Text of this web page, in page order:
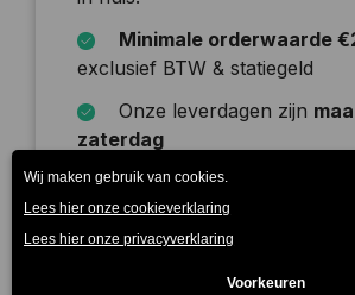
Minimale orderwaarde
exclusief BTW & statiegeld
Onze leverdagen zijn
zaterdag
Beschrijving
Deze oom houdt het altijd licht en